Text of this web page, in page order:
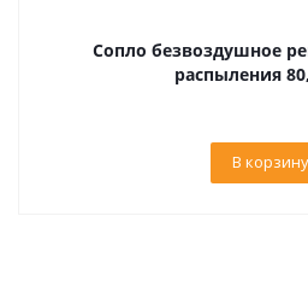
Сопло безвоздушное
распыления
В корзину